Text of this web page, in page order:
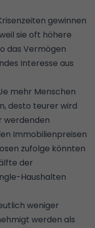
gewinnen
sie oft höhere
das Vermögen
Interesse aus
mehr Menschen
desto teurer wird
werdenden
Immobilienpreisen
zufolge könnten
der
Haushalten
weniger
werden als